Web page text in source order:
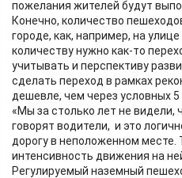
пожелания жителей будут
Конечно, количество
городе, как, например, на
количеству нужно как-то
учитывать и перспективу
сделать переход в рамках
дешевле, чем через условных 5
«Мы за столько лет не видели,
говорят водители, и это
дорогу в неположенном месте.
интенсивность движения на
Регулируемый наземный